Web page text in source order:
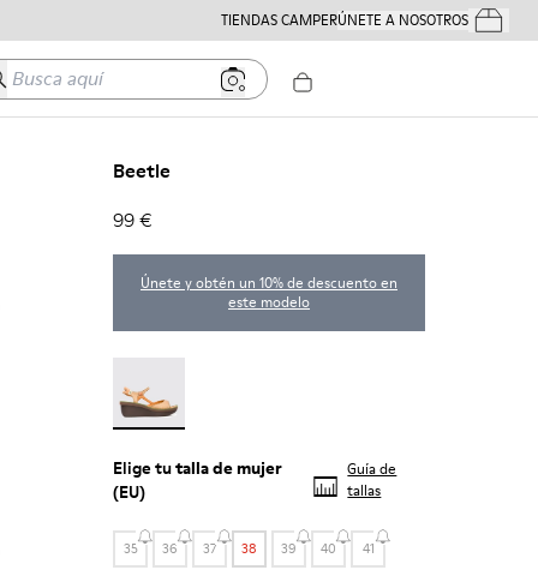
TIENDAS CAMPERÚNETE A NOSOTROSTus
aquí
Beetle
99 €
Únete y obtén un 10% de descuento en
este modelo
Elige tutalla de mujer
(EU)
Guía de
tallas
35 36 37 38 39 40 41